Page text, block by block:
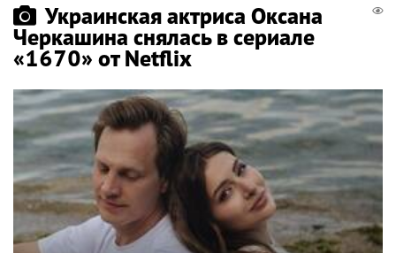
Украинская актриса Оксана
Черкашина снялась в сериале
«1670» от Netflix